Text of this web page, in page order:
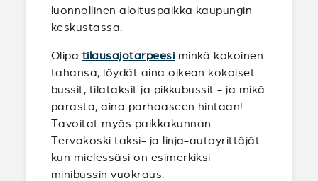
luonnollinen aloituspaikka kaupungin
keskustassa.
Olipa tilausajotarpeesi minkä kokoinen
tahansa, löydät aina oikean kokoiset
bussit, tilataksit ja pikkubussit - ja mikä
parasta, aina parhaaseen hintaan!
Tavoitat myös paikkakunnan
Tervakoski taksi- ja linja-autoyrittäjät
kun mielessäsi on esimerkiksi
minibussin vuokraus.